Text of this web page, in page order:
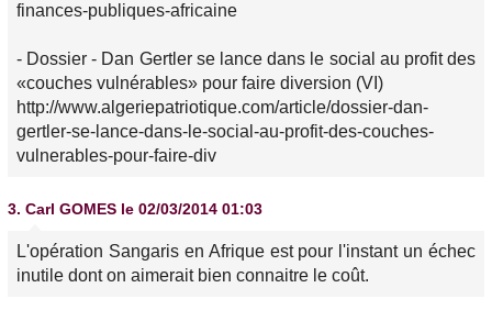
finances-publiques-africaine
- Dossier - Dan Gertler se lance dans le social au profit des
«couches vulnérables» pour faire diversion (VI)
http://www.algeriepatriotique.com/article/dossier-dan-
gertler-se-lance-dans-le-social-au-profit-des-couches-
vulnerables-pour-faire-div
3. Carl GOMES le 02/03/2014 01:03
L'opération Sangaris en Afrique est pour l'instant un échec
inutile dont on aimerait bien connaitre le coût.